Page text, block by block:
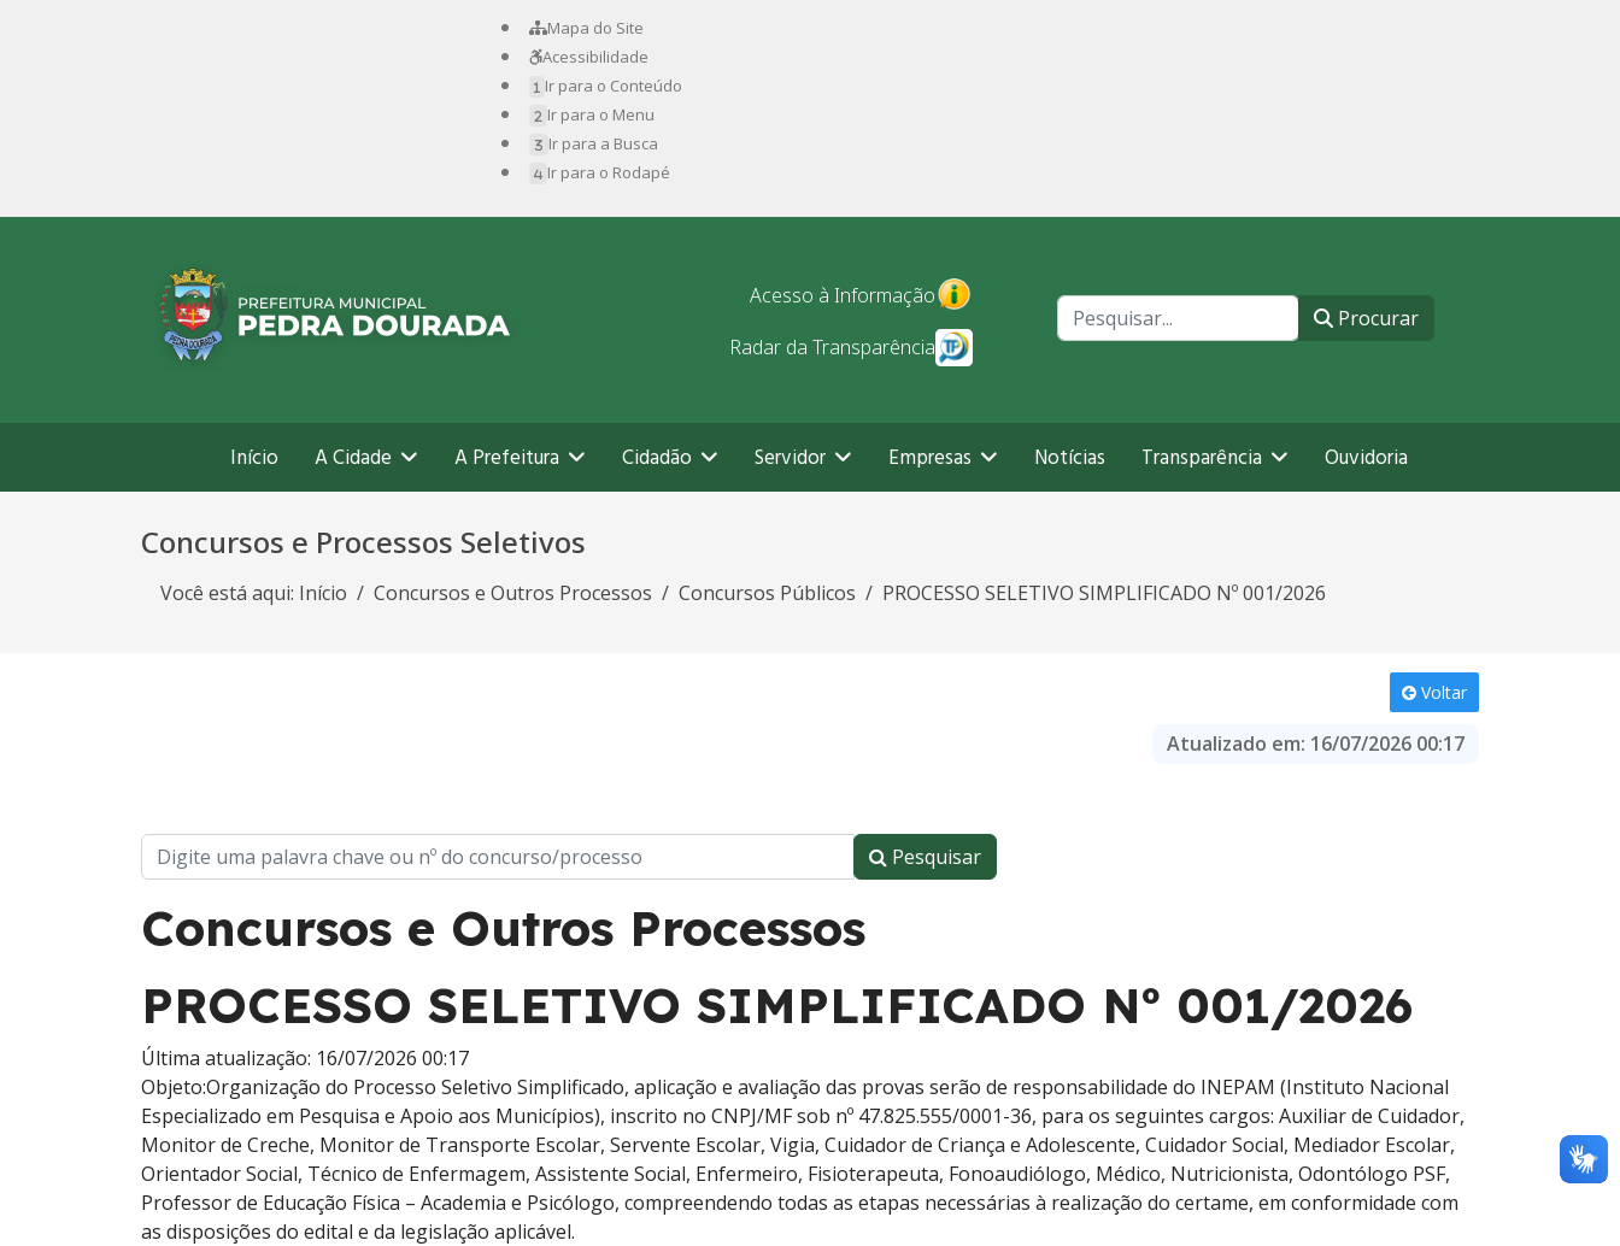
Mapa do Site
Acessibilidade
Ir para o Conteúdo
Ir para o Menu
Ir para a Busca
Ir para o Rodapé
Acesso à Informação
Radar da Transparência
Procurar
Início A Cidade A Prefeitura Cidadão Servidor Empresas Notícias Transparência Ouvidoria
Concursos e Processos Seletivos
Você está aqui: Início Concursos e Outros Processos Concursos Públicos PROCESSO SELETIVO SIMPLIFICADO Nº 001/2026
Voltar
Atualizado em: 16/07/2026 00:17
Pesquisar
Concursos e Outros Processos
PROCESSO SELETIVO SIMPLIFICADO Nº 001/2026
Última atualização: 16/07/2026 00:17
Objeto:Organização do Processo Seletivo Simplificado, aplicação e avaliação das provas serão de responsabilidade do INEPAM (Instituto Nacional
Especializado em Pesquisa e Apoio aos Municípios), inscrito no CNPJ/MF sob nº 47.825.555/0001-36, para os seguintes cargos: Auxiliar de Cuidador,
Monitor de Creche, Monitor de Transporte Escolar, Servente Escolar, Vigia, Cuidador de Criança e Adolescente, Cuidador Social, Mediador Escolar,
Orientador Social, Técnico de Enfermagem, Assistente Social, Enfermeiro, Fisioterapeuta, Fonoaudiólogo, Médico, Nutricionista, Odontólogo PSF,
Professor de Educação Física – Academia e Psicólogo, compreendendo todas as etapas necessárias à realização do certame, em conformidade com
as disposições do edital e da legislação aplicável.